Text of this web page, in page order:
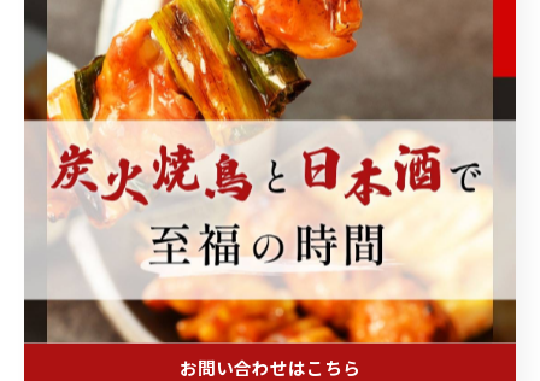
< 前のページ 一覧に戻る
関連タグ
#練馬駅 #女子会 #忘年会
カテゴリー Categories
お問い合わせはこちら